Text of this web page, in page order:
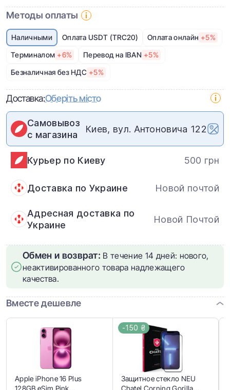
Методы оплаты
Наличными Оплата USDT (TRC20) Оплата онлайн +5%
Терминалом +6% Перевод на IBAN +5%
Безналичная без НДС +5%
Доставка:Оберіть місто
Самовывоз
с магазина
Киев, вул. Антоновича 122
Курьер по Киеву 500 грн
Доставка по Украине Новой почтой
Адресная доставка по
Украине
Новой Почтой
Обмен и возврат: В течение 14 дней: нового,
неактивированного товара надлежащего
качества.
Вместе дешевле
Apple iPhone 16 Plus
128GB eSim Pink
-150 ₴
Защитное стекло NEU
Chatel Corning Gorilla